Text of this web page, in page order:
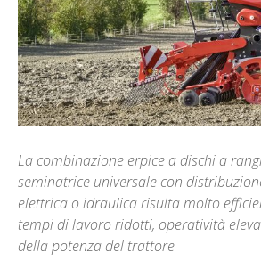
La combinazione erpice a dischi a
seminatrice universale con
elettrica o idraulica risulta molto
tempi di lavoro ridotti, operatività
della potenza del trattore